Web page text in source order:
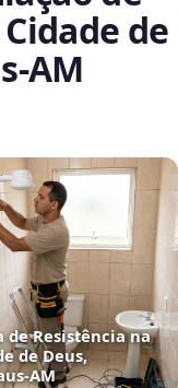
de
de Resistência na
de Deus,